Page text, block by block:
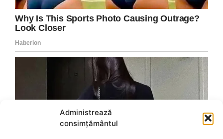
Administrează
consimțământul